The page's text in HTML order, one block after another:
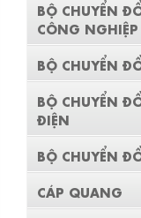
BỘ CHUYỂN
CÔNG NGHIỆP
BỘ CHUYỂN
BỘ CHUYỂN
ĐIỆN
BỘ CHUYỂN
CÁP QUANG